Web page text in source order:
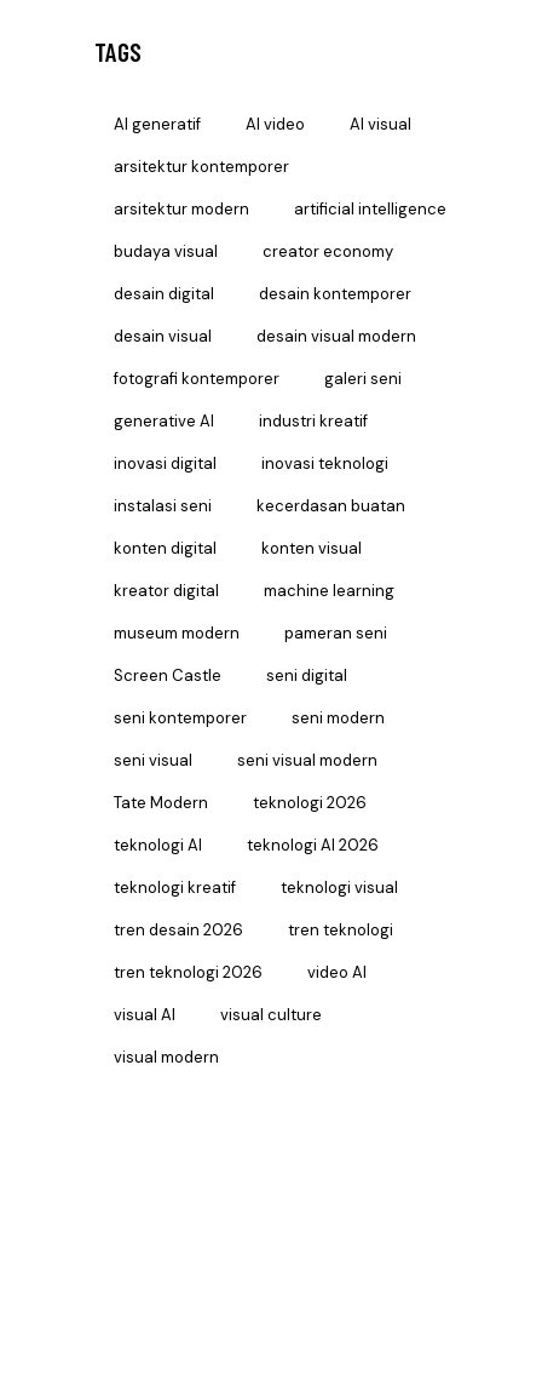
TAGS
AI generatif AI video AI visual
arsitektur kontemporer
arsitektur modern artificial intelligence
budaya visual creator economy
desain digital desain kontemporer
desain visual desain visual modern
fotografi kontemporer galeri seni
generative AI industri kreatif
inovasi digital inovasi teknologi
instalasi seni kecerdasan buatan
konten digital konten visual
kreator digital machine learning
museum modern pameran seni
Screen Castle seni digital
seni kontemporer seni modern
seni visual seni visual modern
Tate Modern teknologi 2026
teknologi AI teknologi AI 2026
teknologi kreatif teknologi visual
tren desain 2026 tren teknologi
tren teknologi 2026 video AI
visual AI visual culture
visual modern